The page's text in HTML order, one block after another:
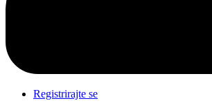
Registrirajte se